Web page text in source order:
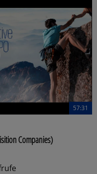
57:31
Companies)